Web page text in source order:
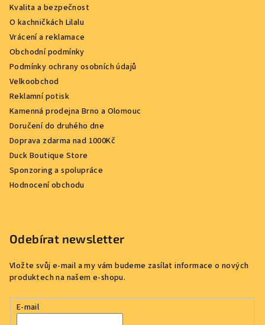
Kvalita a bezpečnost
O kachničkách Lilalu
Vrácení a reklamace
Obchodní podmínky
Podmínky ochrany osobních údajů
Velkoobchod
Reklamní potisk
Kamenná prodejna Brno a Olomouc
Doručení do druhého dne
Doprava zdarma nad 1000Kč
Duck Boutique Store
Sponzoring a spolupráce
Hodnocení obchodu
Odebírat newsletter
Vložte svůj e-mail a my vám budeme zasílat informace o nových
produktech na našem e-shopu.
E-mail